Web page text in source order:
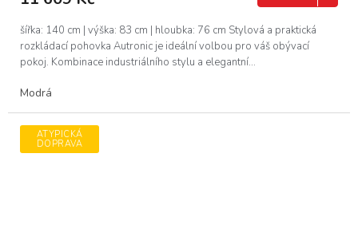
šířka: 140 cm | výška: 83 cm | hloubka: 76 cm Stylová a praktická
rozkládací pohovka Autronic je ideální volbou pro váš obývací
pokoj. Kombinace industriálního stylu a elegantní...
Modrá
ATYPICKÁ
DOPRAVA